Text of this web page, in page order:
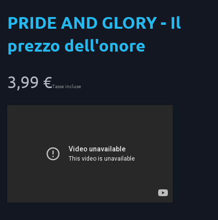
PRIDE AND GLORY - Il
prezzo dell'onore
3,99 €Tasse incluse